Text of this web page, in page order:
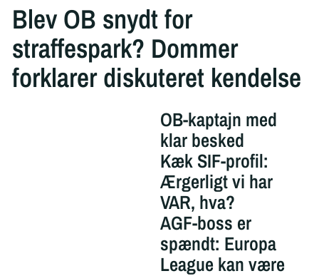
Blev OB snydt for
straffespark? Dommer
forklarer diskuteret kendelse
OB-kaptajn med
klar besked
Kæk SIF-profil:
Ærgerligt vi har
VAR, hva?
AGF-boss er
spændt: Europa
League kan være